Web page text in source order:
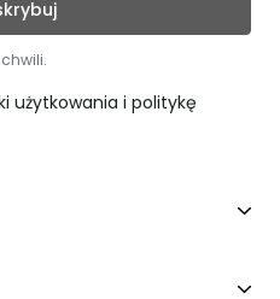
użytkowania i politykę